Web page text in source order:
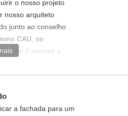
o nosso projeto
nosso arquiteto
junto ao conselho
CAU, no
este é apenas o
um
irá realizar o
sua prefeitura, pois,
a fachada para um